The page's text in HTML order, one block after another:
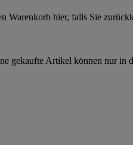
Warenkorb hier, falls Sie
gekaufte Artikel können nur in